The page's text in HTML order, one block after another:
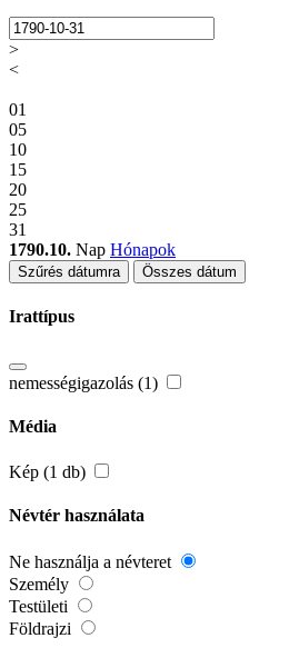
>
<
01
05
10
15
20
25
31
1790.10. Nap Hónapok
Szűrés dátumra Összes dátum
Irattípus
nemességigazolás (1)
Média
Kép (1 db)
Névtér használata
Ne használja a névteret
Személy
Testületi
Földrajzi